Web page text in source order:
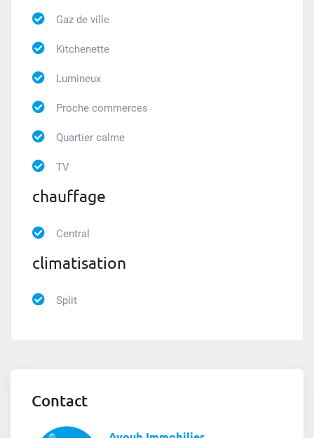
Gaz de ville
Kitchenette
Lumineux
Proche commerces
Quartier calme
TV
chauffage
Central
climatisation
Split
Contact